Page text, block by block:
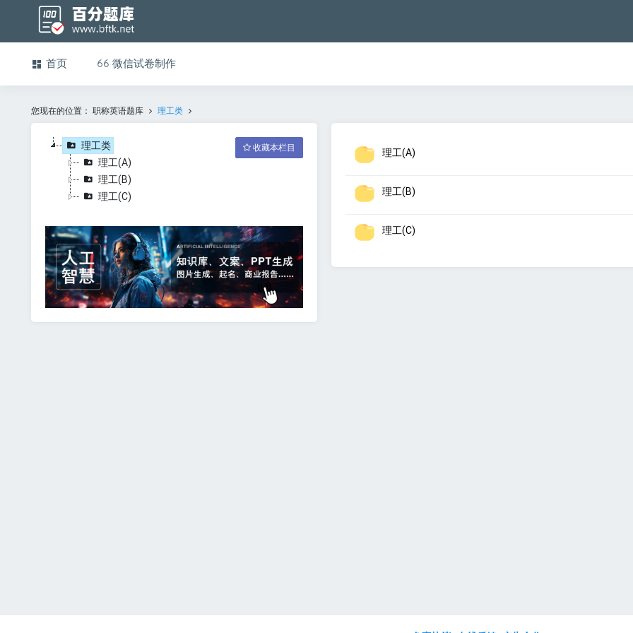
首页 微信试卷制作
您现在的位置： 职称英语题库 理工类
收藏本栏目
理工类
理工(A)
理工(B)
理工(C)
理工(A)
理工(B)
理工(C)